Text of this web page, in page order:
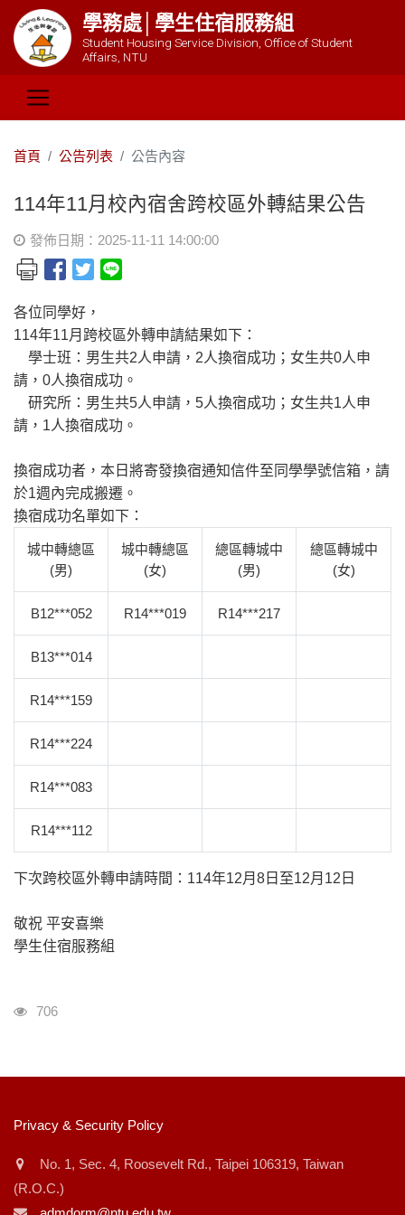
學務處│學生住宿服務組
Student Housing Service Division, Office of Student
Affairs, NTU
首頁 公告列表 公告內容
114年11月校內宿舍跨校區外轉結果公告
發佈日期：2025-11-11 14:00:00
各位同學好，
114年11月跨校區外轉申請結果如下：
學士班：男生共2人申請，2人換宿成功；女生共0人申
請，0人換宿成功。
研究所：男生共5人申請，5人換宿成功；女生共1人申
請，1人換宿成功。
換宿成功者，本日將寄發換宿通知信件至同學學號信箱，請
於1週內完成搬遷。
換宿成功名單如下：
城中轉總區
(男)
城中轉總區
(女)
總區轉城中
(男)
總區轉城中
(女)
B12***052 R14***019 R14***217
B13***014
R14***159
R14***224
R14***083
R14***112
下次跨校區外轉申請時間：114年12月8日至12月12日
敬祝 平安喜樂
學生住宿服務組
瀏覽人次
706
:::
Privacy & Security Policy
No. 1, Sec. 4, Roosevelt Rd., Taipei 106319, Taiwan
(R.O.C.)